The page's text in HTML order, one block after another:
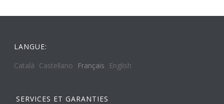
LANGUE:
Català Castellano Français English
SERVICES ET GARANTIES